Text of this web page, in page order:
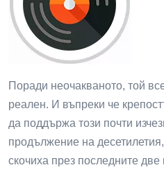
Поради неочакваното, той
реален. И въпреки че
да поддържа този почти
продължение на
скочиха през последните